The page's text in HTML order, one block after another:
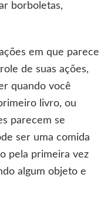
borboletas,
em que parece
de suas ações,
quando você
livro, ou
parecem se
ser uma comida
pela primeira vez
algum objeto e